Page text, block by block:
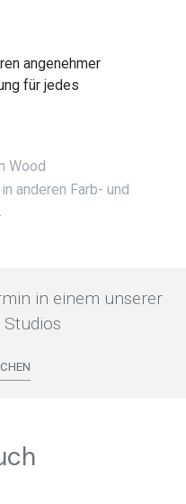
angenehmer
für jedes
Wood
anderen Farb- und
in einem unserer